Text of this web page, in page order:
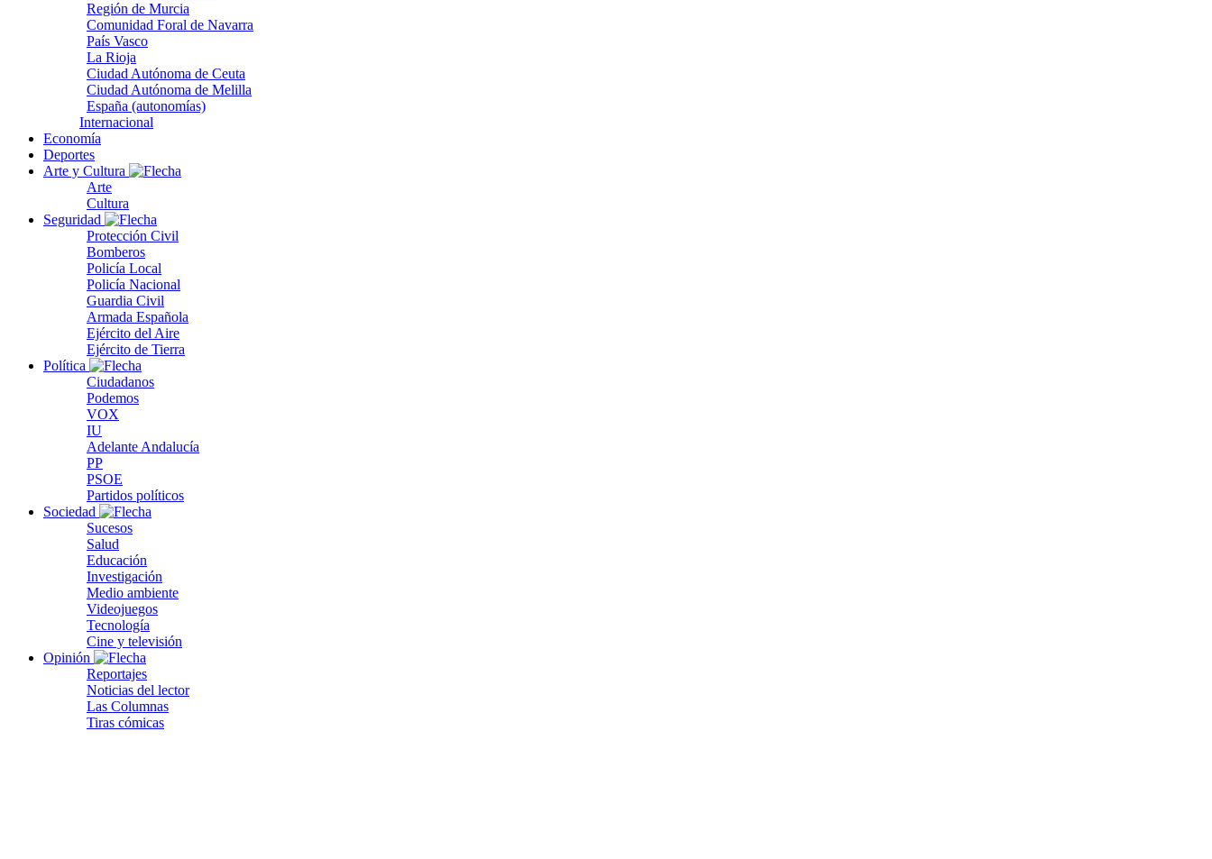
Región de Murcia
Comunidad Foral de Navarra
País Vasco
La Rioja
Ciudad Autónoma de Ceuta
Ciudad Autónoma de Melilla
España (autonomías)
Internacional
Economía
Deportes
Arte y Cultura
Arte
Cultura
Seguridad
Protección Civil
Bomberos
Policía Local
Policía Nacional
Guardia Civil
Armada Española
Ejército del Aire
Ejército de Tierra
Política
Ciudadanos
Podemos
VOX
IU
Adelante Andalucía
PP
PSOE
Partidos políticos
Sociedad
Sucesos
Salud
Educación
Investigación
Medio ambiente
Videojuegos
Tecnología
Cine y televisión
Opinión
Reportajes
Noticias del lector
Las Columnas
Tiras cómicas